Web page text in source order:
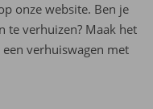
onze website. Ben je
te verhuizen? Maak het
verhuiswagen met